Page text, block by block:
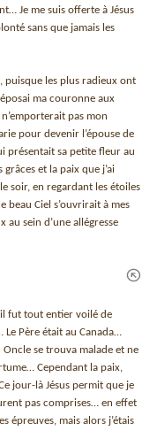
Je me suis offerte à Jésus
sans que jamais les
puisque les plus radieux ont
ma couronne aux
pas mon
pour devenir l’épouse de
présentait sa petite fleur au
et la paix que j’ai
soir, en regardant les étoiles
Ciel s’ouvrirait à mes
au sein d’une allégresse
fut tout entier voilé de
Le Père était au Canada…
se trouva malade et ne
Cependant la paix,
jour-là Jésus permit que je
pas comprises… en effet
épreuves, mais alors j’étais